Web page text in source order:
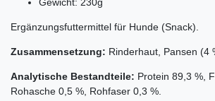
Gewicht: 230g
Ergänzungsfuttermittel für Hunde (Snack).
Zusammensetzung: Rinderhaut, Pansen (4
Analytische Bestandteile: Protein 89,3 %,
Rohasche 0,5 %, Rohfaser 0,3 %.